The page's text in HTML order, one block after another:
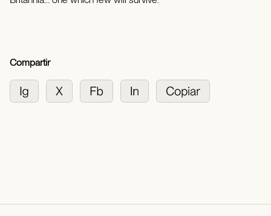
Compartir